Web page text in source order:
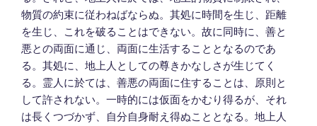
物質の約束に従わねばならぬ。其処に時間を生じ、距離
を生じ、これを破ることはできない。故に同時に、善と
悪との両面に通じ、両面に生活することとなるのであ
る。其処に、地上人としての尊きかなしさが生じてく
る。霊人に於ては、善悪の両面に住することは、原則と
して許されない。一時的には仮面をかむり得るが、それ
は長くつづかず、自分自身耐え得ぬこととなる。地上人